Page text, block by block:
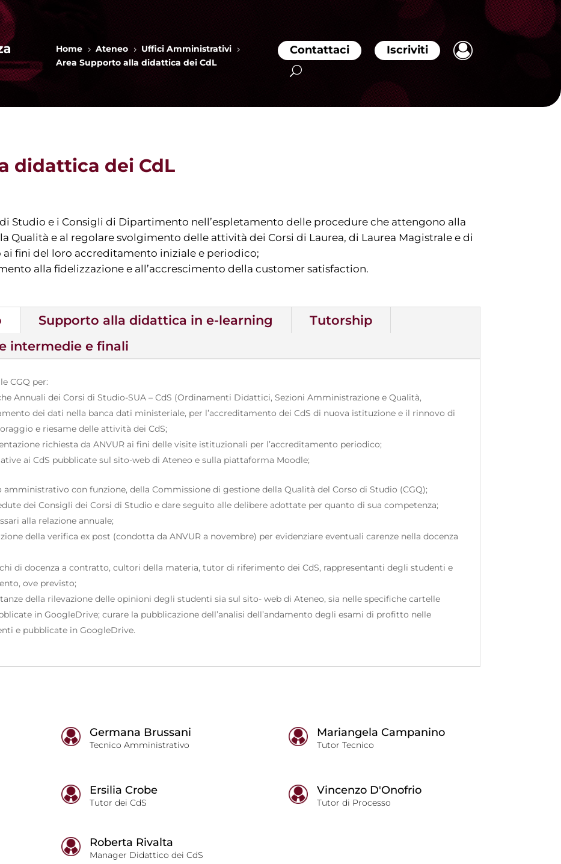
Home 5 Ateneo 5 Uffici Amministrativi 5
Area Supporto alla didattica dei CdL
Contattaci Iscriviti
didattica dei CdL
Studio e i Consigli di Dipartimento nell’espletamento delle procedure che attengono alla
Qualità e al regolare svolgimento delle attività dei Corsi di Laurea, di Laurea Magistrale e di
ai fini del loro accreditamento iniziale e periodico;
alla fidelizzazione e all’accrescimento della customer satisfaction.
Supporto alla didattica in e-learning
Tutorship
intermedie e finali
CGQ per:
Annuali dei Corsi di Studio-SUA – CdS (Ordinamenti Didattici, Sezioni Amministrazione e Qualità,
dei dati nella banca dati ministeriale, per l’accreditamento dei CdS di nuova istituzione e il rinnovo di
e riesame delle attività dei CdS;
richiesta da ANVUR ai fini delle visite istituzionali per l’accreditamento periodico;
ai CdS pubblicate sul sito-web di Ateneo e sulla piattaforma Moodle;
con funzione, della Commissione di gestione della Qualità del Corso di Studio (CGQ);
dei Consigli dei Corsi di Studio e dare seguito alle delibere adottate per quanto di sua competenza;
alla relazione annuale;
della verifica ex post (condotta da ANVUR a novembre) per evidenziare eventuali carenze nella docenza
di docenza a contratto, cultori della materia, tutor di riferimento dei CdS, rappresentanti degli studenti e
ove previsto;
della rilevazione delle opinioni degli studenti sia sul sito- web di Ateneo, sia nelle specifiche cartelle
in GoogleDrive;curare la pubblicazione dell’analisi dell’andamento degli esami di profitto nelle
e pubblicate in GoogleDrive.
Germana Brussani
Tecnico Amministrativo
Mariangela Campanino
Tutor Tecnico
Ersilia Crobe
Tutor dei CdS
Vincenzo D'Onofrio
Tutor di Processo
Roberta Rivalta
Manager Didattico dei CdS